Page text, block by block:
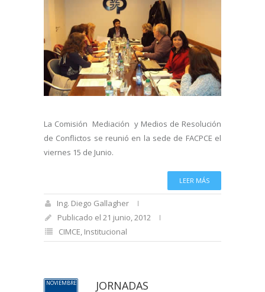
La Comisión Mediación y Medios de Resolución
de Conflictos se reunió en la sede de FACPCE el
viernes 15 de Junio.
LEER MÁS
Ing. Diego Gallagher
Publicado el 21 junio, 2012
CIMCE, Institucional
NOVIEMBRE JORNADAS